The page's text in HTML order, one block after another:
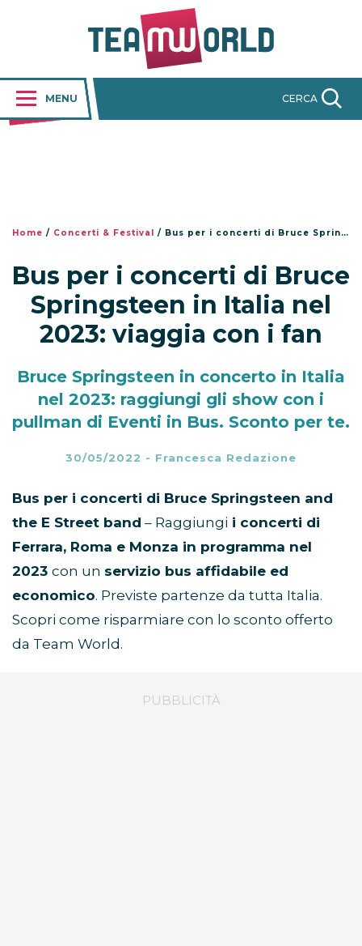
MENU CERCA
Home / Concerti & Festival / Bus per i concerti di Bruce Springsteen in Italia nel 2023: viaggia con i fan
Bus per i concerti di Bruce
Springsteen in Italia nel
2023: viaggia con i fan
Bruce Springsteen in concerto in Italia
nel 2023: raggiungi gli show con i
pullman di Eventi in Bus. Sconto per te.
30/05/2022 - Francesca Redazione
Bus per i concerti di Bruce Springsteen and
the E Street band – Raggiungi i concerti di
Ferrara, Roma e Monza in programma nel
2023 con un servizio bus affidabile ed
economico. Previste partenze da tutta Italia.
Scopri come risparmiare con lo sconto offerto
da Team World.